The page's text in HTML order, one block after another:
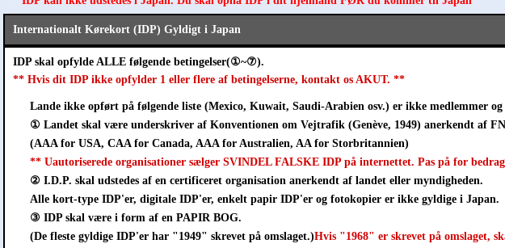
Internationalt Kørekort (IDP) Gyldigt i Japan
IDP skal opfylde ALLE følgende betingelser(①~⑦).
** Hvis dit IDP ikke opfylder 1 eller flere af betingelserne, kontakt os AKUT. **
Lande ikke opført på følgende liste (Mexico, Kuwait, Saudi-Arabien osv.) er ikke medlemmer
① Landet skal være underskriver af Konventionen om Vejtrafik (Genève, 1949) anerkendt af
(AAA for USA, CAA for Canada, AAA for Australien, AA for Storbritannien)
** Uautoriserede organisationer sælger SVINDEL FALSKE IDP på internettet. Pas på for
② I.D.P. skal udstedes af en certificeret organisation anerkendt af landet eller myndigheden.
Alle kort-type IDP'er, digitale IDP'er, enkelt papir IDP'er og fotokopier er ikke gyldige i Japan.
③ IDP skal være i form af en PAPIR BOG.
(De fleste gyldige IDP'er har "1949" skrevet på omslaget.)Hvis "1968" er skrevet på omslaget,